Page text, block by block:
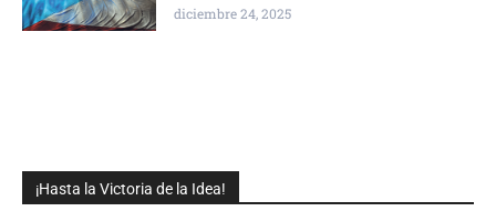
¡Hasta la Victoria de la Idea!
diciembre 24, 2025